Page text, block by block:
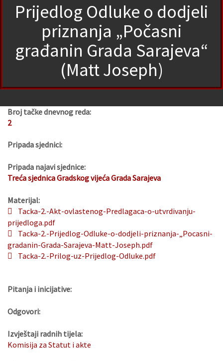
Prijedlog Odluke o dodjeli
priznanja „Počasni
građanin Grada Sarajeva“
(Matt Joseph)
Broj tačke dnevnog reda:
2
Pripada sjednici:
Pripada najavi sjednice:
Treća sjednica Gradskog vijeća Grada Sarajeva
Materijal:
Tacka-2.-Akt-ovlastenog-Predlagaca-o-utvrdivanju-
prijedloga.pdf
Tacka-2.-Prijedlog-Odluke-o-dodjeli-priznanja-„Pocasni-
gradanin-Grada-Sarajeva-Matt-Joseph.pdf
Tacka-2.-Prilog-uz-Prijedlog-Odluke.pdf
Pitanja i inicijative:
Odgovori:
Izvještaji radnih tijela:
Komisija za Statut i akte